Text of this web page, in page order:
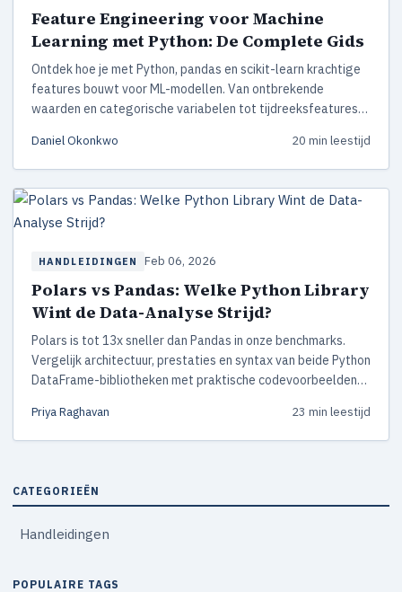
Feature Engineering voor Machine
Learning met Python: De Complete Gids
Ontdek hoe je met Python, pandas en scikit-learn krachtige
features bouwt voor ML-modellen. Van ontbrekende
waarden en categorische variabelen tot tijdreeksfeatures
codevoorbeelden.
Daniel Okonkwo 20 min leestijd
HANDLEIDINGEN Feb 06, 2026
Polars vs Pandas: Welke Python Library
Wint de Data-Analyse Strijd?
Polars is tot 13x sneller dan Pandas in onze benchmarks.
Vergelijk architectuur, prestaties en syntax van beide Python
DataFrame-bibliotheken met praktische codevoorbeelden
Priya Raghavan 23 min leestijd
CATEGORIEËN
Handleidingen
POPULAIRE TAGS